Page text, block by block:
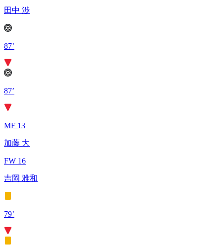
田中 渉
87’
87’
MF 13
加藤 大
FW 16
吉岡 雅和
79’